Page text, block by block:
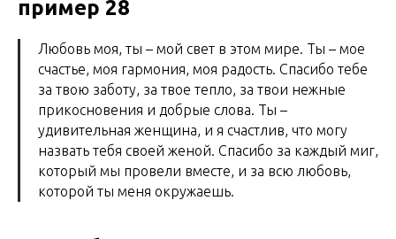
пример 28
Любовь моя, ты – мой свет в этом мире. Ты – мое
счастье, моя гармония, моя радость. Спасибо тебе
за твою заботу, за твое тепло, за твои нежные
прикосновения и добрые слова. Ты –
удивительная женщина, и я счастлив, что могу
назвать тебя своей женой. Спасибо за каждый миг,
который мы провели вместе, и за всю любовь,
которой ты меня окружаешь.